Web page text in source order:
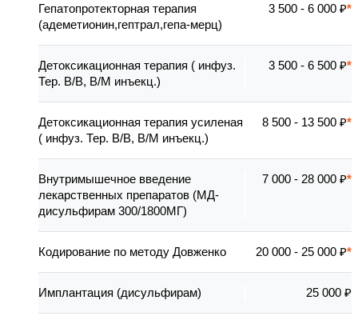
Гепатопротекторная терапия
(адеметионин,гептрал,гепа-мерц)
3 500 - 6 000 ₽
Детоксикационная терапия ( инфуз.
Тер. В/В, В/М инъекц.)
3 500 - 6 500 ₽
Детоксикационная терапия усиленая
( инфуз. Тер. В/В, В/М инъекц.)
8 500 - 13 500 ₽
Внутримышечное введение
лекарственных препаратов (МД-
дисульфирам 300/1800МГ)
7 000 - 28 000 ₽
Кодирование по методу Довженко 20 000 - 25 000 ₽
Имплантация (дисульфирам) 25 000 ₽